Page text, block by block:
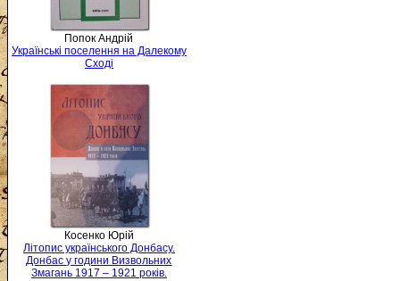
Попок Андрій
Українські поселення на Далекому
Сході
Косенко Юрій
Літопис українського Донбасу.
Донбас у години Визвольних
Змагань 1917 – 1921 років.